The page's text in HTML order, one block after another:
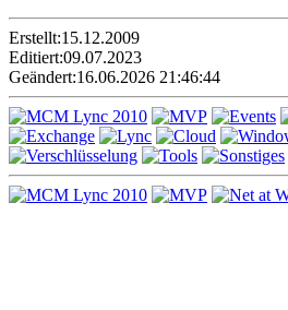
Erstellt:15.12.2009
Editiert:09.07.2023
Geändert:16.06.2026 21:46:44